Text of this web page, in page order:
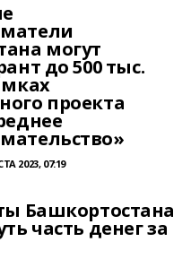
могут
до 500 тыс.
проекта
2023, 07:19
Башкортостана
часть денег за